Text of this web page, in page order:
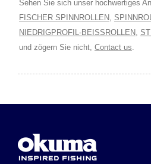
Sehen Sie sich unser hochwertiges
FISCHER SPINNROLLEN
NIEDRIGPROFIL-BEISSROLLEN
und zögern Sie nicht, Contact us